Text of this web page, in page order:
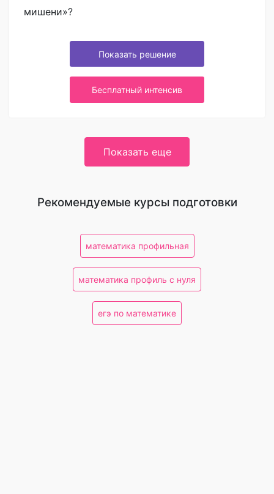
мишени»?
Показать решение
Бесплатный интенсив
Показать еще
Рекомендуемые курсы подготовки
математика профильная
математика профиль с нуля
егэ по математике